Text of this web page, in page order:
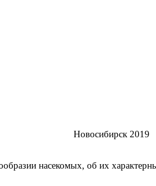
Новосибирск 2019
насекомых, об их